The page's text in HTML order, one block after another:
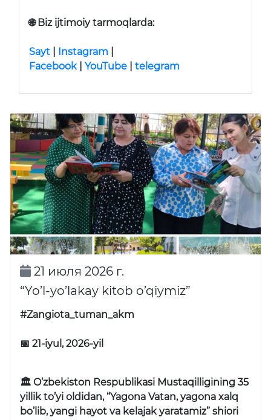
🌐 Biz ijtimoiy tarmoqlarda:
Sayt Instagram
Facebook| YouTube telegram
21 июля 2026 г.
“Yo’l-yo’lakay kitob o’qiymiz”
#Zangiota_tuman_akm
📅 21-iyul, 2026-yil
🏛 O’zbekiston Respublikasi Mustaqilligining 35
yillik to’yi oldidan, “Yagona Vatan, yagona xalq
bo’lib, yangi hayot va kelajak yaratamiz” shiori